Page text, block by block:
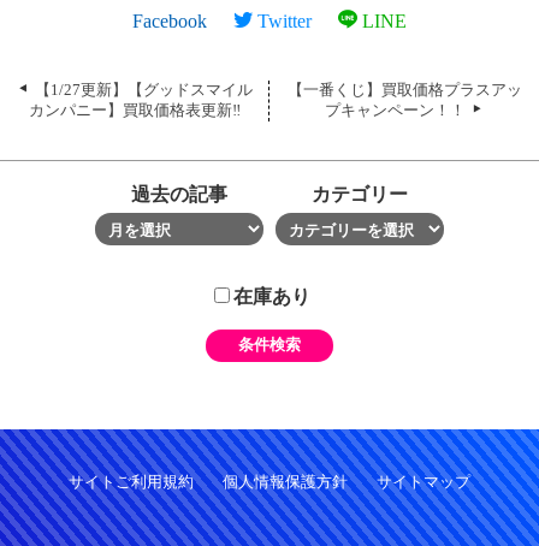
Facebook Twitter LINE
【1/27更新】【グッドスマイル
カンパニー】買取価格表更新‼
【一番くじ】買取価格プラスアッ
プキャンペーン！！
過去の記事 カテゴリー
在庫あり
サイトご利用規約 個人情報保護方針 サイトマップ